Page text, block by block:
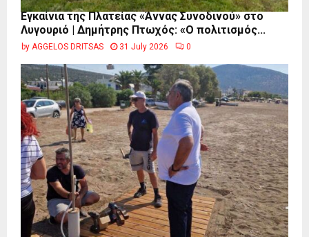
Εγκαίνια της Πλατείας «Άννας Συνοδινού» στο
Λυγουριό | Δημήτρης Πτωχός: «Ο πολιτισμός...
by AGGELOS DRITSAS 31 July 2026 0